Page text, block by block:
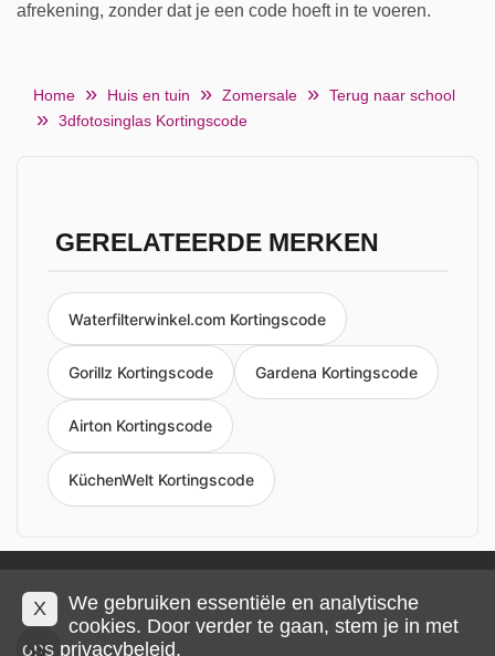
afrekening, zonder dat je een code hoeft in te voeren.
Home Huis en tuin Zomersale
Terug naar school
3dfotosinglas Kortingscode
GERELATEERDE MERKEN
Waterfilterwinkel.com Kortingscode
Gorillz Kortingscode Gardena Kortingscode
Airton Kortingscode
KüchenWelt Kortingscode
Privacy en cookies Impressum Algemene voorwaarden
© 2026 IMP Multimedia GmbH
X
We gebruiken essentiële en analytische
cookies. Door verder te gaan, stem je in met
ons privacybeleid.